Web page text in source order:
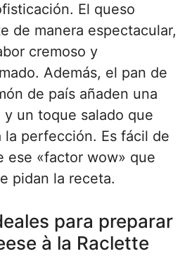
El queso
de manera espectacular,
cremoso y
Además, el pan de
de país añaden una
un toque salado que
la perfección. Es fácil de
ese «factor wow» que
pidan la receta.
para preparar
à la Raclette